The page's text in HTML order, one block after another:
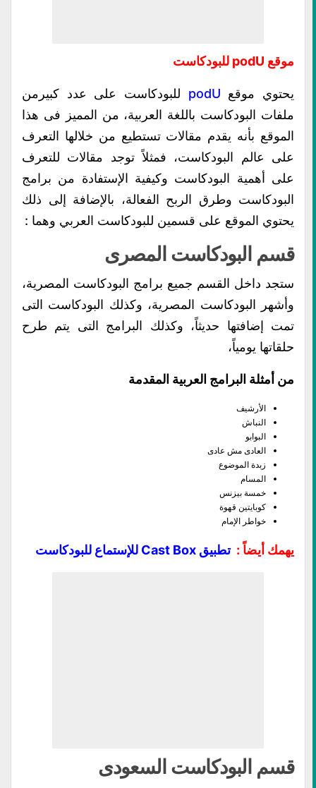
موقع podU للبودكاست
يحتوي موقع podU للبودكاست على عدد كبيرمن
ملفات البودكاست باللغة العربية، من المميز فى هذا
الموقع بأنه يقدم مقالات تستطيع من خلالها التعرف
على عالم البودكاست، فمثلاً توجد مقالات للتعرف
على أهمية البودكاست وكيفية الإستفادة من برامج
البودكاست وطرق الربح الفعالة، بالإضافة إلى ذلك
يحتوي الموقع على قسمين للبودكاست العربي وهما :
قسم البودكاست المصرى
ستجد داخل القسم جميع برامج البودكاست المصرية،
وأشهر البودكاست المصرية، وكذلك البودكاست التى
تمت إضافتها حديثاً، وكذلك البرامج التى يتم طرح
حلقاتها يومياً،
من أمثلة البرامج العربية المقدمة
الأرشيف
النباش
البوابو
العادى مش عادى
زبدة الموضوع
المسام
خمسة بيزنس
كوبايتين قهوة
خواطر الإمام
يهمك أيضاً : تطبيق Cast Box للإستماع للبودكاست
قسم البودكاست السعودى